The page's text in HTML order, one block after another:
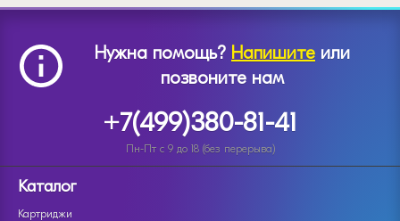
Нужна помощь? Напишите или
позвоните нам
+7(499)380-81-41
Пн-Пт с 9 до 18 (без перерыва)
Каталог
Картриджи